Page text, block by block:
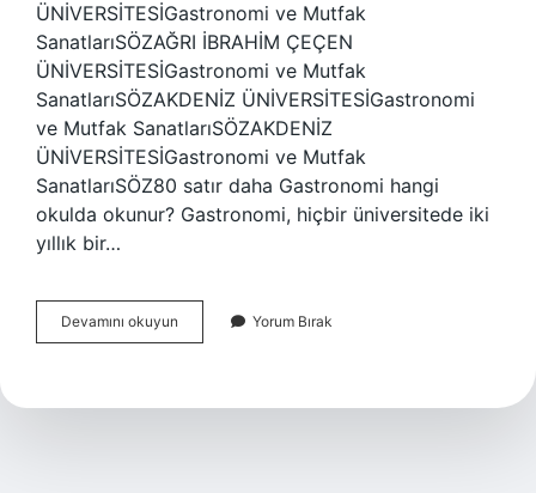
ÜNİVERSİTESİGastronomi ve Mutfak
SanatlarıSÖZAĞRI İBRAHİM ÇEÇEN
ÜNİVERSİTESİGastronomi ve Mutfak
SanatlarıSÖZAKDENİZ ÜNİVERSİTESİGastronomi
ve Mutfak SanatlarıSÖZAKDENİZ
ÜNİVERSİTESİGastronomi ve Mutfak
SanatlarıSÖZ80 satır daha Gastronomi hangi
okulda okunur? Gastronomi, hiçbir üniversitede iki
yıllık bir…
Devamını okuyun Türkiyenin
En
Üniversitesi
Yorum Bırak